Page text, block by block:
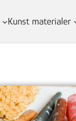
Kunst materialer